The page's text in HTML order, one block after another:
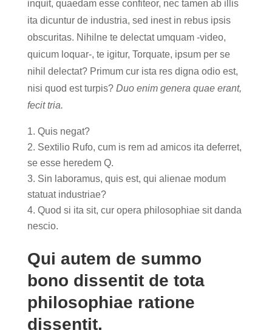
inquit, quaedam esse confiteor, nec tamen ab illis
ita dicuntur de industria, sed inest in rebus ipsis
obscuritas. Nihilne te delectat umquam -video,
quicum loquar-, te igitur, Torquate, ipsum per se
nihil delectat? Primum cur ista res digna odio est,
nisi quod est turpis? Duo enim genera quae erant,
fecit tria.
Quis negat?
Sextilio Rufo, cum is rem ad amicos ita deferret,
se esse heredem Q.
Sin laboramus, quis est, qui alienae modum
statuat industriae?
Quod si ita sit, cur opera philosophiae sit danda
nescio.
Qui autem de summo
bono dissentit de tota
philosophiae ratione
dissentit.